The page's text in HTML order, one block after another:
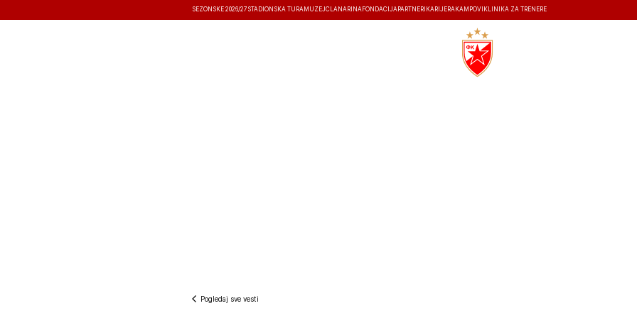
SEZONSKE 2026/27 STADIONSKA TURA MUZEJČLANARINA FONDACIJA PARTNERI KARIJERA KAMPOVI KLINIKA ZA TRENERE
Pogledaj sve vesti